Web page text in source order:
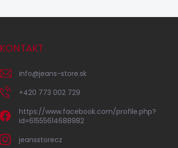
KONTAKT
info@jeans-store.sk
+420 773 002 729
https://www.facebook.com/profile.php?
id=61555614688982
jeansstorecz